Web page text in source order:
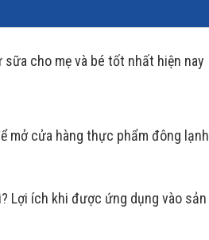
cho mẹ và bé tốt nhất hiện nay
mở cửa hàng thực phẩm đông lạnh
Lợi ích khi được ứng dụng vào sản